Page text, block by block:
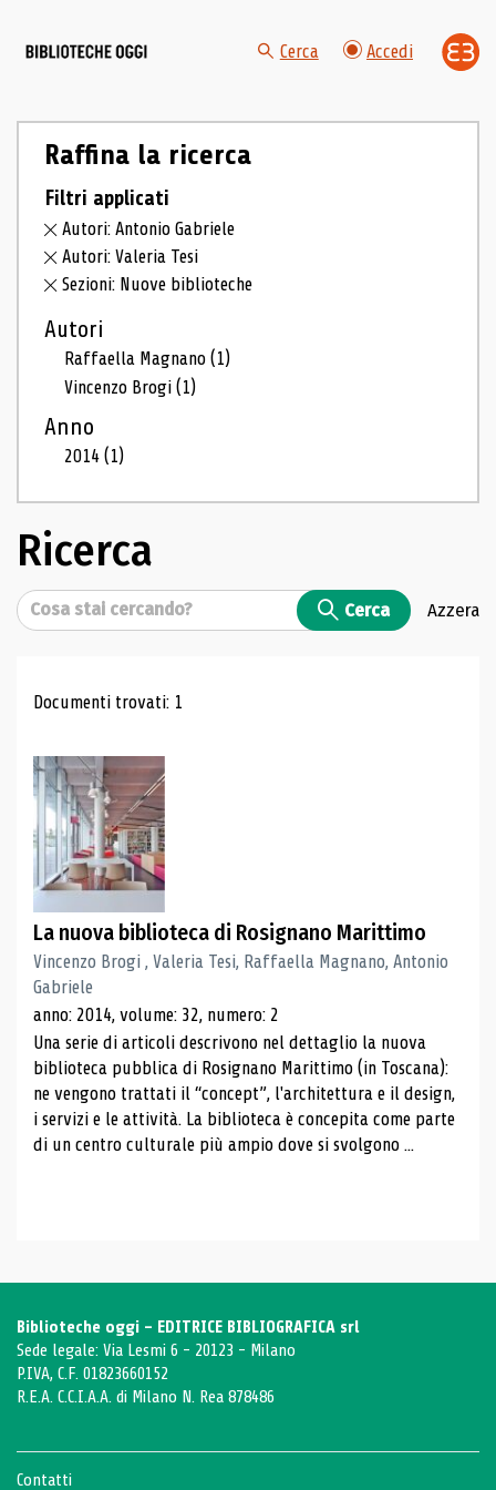
Cerca Accedi
Raffina la ricerca
Filtri applicati
Autori: Antonio Gabriele
Autori: Valeria Tesi
Sezioni: Nuove biblioteche
Autori
Raffaella Magnano(1)
Vincenzo Brogi(1)
Anno
2014(1)
Ricerca
Cerca Cerca Azzera
Risultati di ricerca
Documenti trovati: 1
La nuova biblioteca di Rosignano Marittimo
Vincenzo Brogi , Valeria Tesi, Raffaella Magnano, Antonio
Gabriele
anno: 2014, volume: 32, numero: 2
Una serie di articoli descrivono nel dettaglio la nuova
biblioteca pubblica di Rosignano Marittimo (in Toscana):
ne vengono trattati il ​​“concept”, l'architettura e il design,
i servizi e le attività. La biblioteca è concepita come parte
di un centro culturale più ampio dove si svolgono ...
Biblioteche oggi - EDITRICE BIBLIOGRAFICA srl
Sede legale: Via Lesmi 6 - 20123 - Milano
P.IVA, C.F. 01823660152
R.E.A. C.C.I.A.A. di Milano N. Rea 878486
Contatti